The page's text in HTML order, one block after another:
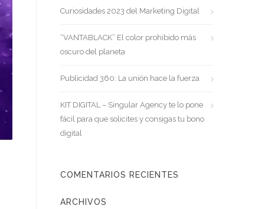
Curiosidades 2023 del Marketing Digital
“VANTABLACK” El color prohibido más
oscuro del planeta
Publicidad 360: La unión hace la fuerza
KIT DIGITAL – Singular Agency te lo pone
fácil para que solicites y consigas tu bono
digital
COMENTARIOS RECIENTES
ARCHIVOS